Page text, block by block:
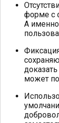
форме с
А
может